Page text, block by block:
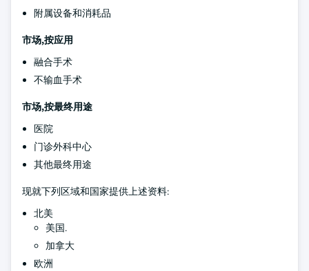
附属设备和消耗品
市场,按应用
融合手术
不输血手术
市场,按最终用途
医院
门诊外科中心
其他最终用途
现就下列区域和国家提供上述资料:
北美
美国.
加拿大
欧洲